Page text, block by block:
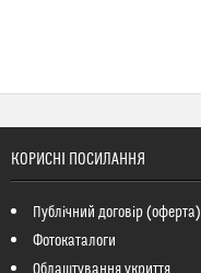
КОРИСНІ ПОСИЛАННЯ
Публічний договір (оферта)
Фотокаталоги